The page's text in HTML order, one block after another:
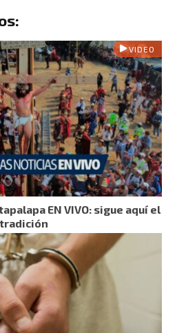
VIDEO
EN VIVO: sigue aquí el